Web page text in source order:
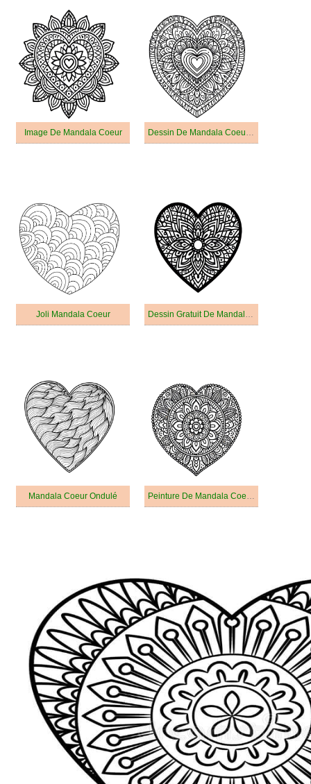
Image De Mandala Coeur Dessin De Mandala Coeur Imprimable
Joli Mandala Coeur Dessin Gratuit De Mandala Coeur
Mandala Coeur Ondulé Peinture De Mandala Coeur Gratuit